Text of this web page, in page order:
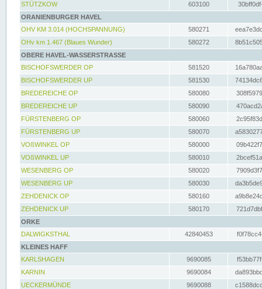
STÜTZKOW
603100
ORANIENBURGER HAVEL
OHV KM 3.014 (HOCHSPANNUNG)
580271
OHv km 1.467 (Blaues Wunder)
580272
OBERE HAVEL-WASSERSTRASSE
BISCHOFSWERDER OP
581520
BISCHOFSWERDER UP
581530
BREDEREICHE OP
580080
BREDEREICHE UP
580090
FÜRSTENBERG OP
580060
FÜRSTENBERG UP
580070
VOßWINKEL OP
580000
VOßWINKEL UP
580010
WESENBERG OP
580020
WESENBERG UP
580030
ZEHDENICK OP
580160
ZEHDENICK UP
580170
ORKE
DALWIGKSTHAL
42840453
KLEINES HAFF
KARLSHAGEN
9690085
KARNIN
9690084
UECKERMÜNDE
9690088